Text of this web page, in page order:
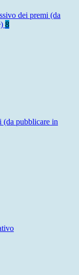
dei premi (da
8
pubblicare in